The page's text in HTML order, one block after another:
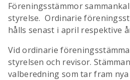
Föreningsstämmor
styrelse. Ordinarie
hålls senast i april respektive
Vid ordinarie
styrelsen och revisor.
valberedning som tar fram